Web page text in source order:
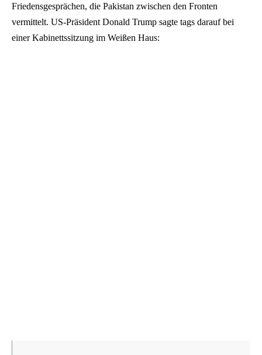
Friedensgesprächen, die Pakistan zwischen den Fronten
vermittelt. US-Präsident Donald Trump sagte tags darauf bei
einer Kabinettssitzung im Weißen Haus: